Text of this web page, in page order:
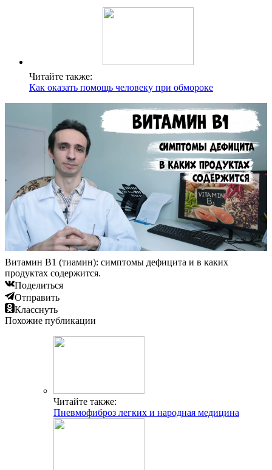
Читайте также:
Как оказать помощь человеку при обмороке
Витамин B1 (тиамин): симптомы дефицита и в каких
продуктах содержится.
Поделиться
Отправить
Класснуть
Похожие публикации
Читайте также:
Пневмофиброз легких и народная медицина